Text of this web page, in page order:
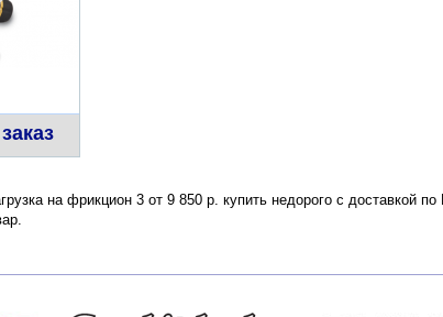
на фрикцион 3 от 9 850 р. купить недорого с доставкой